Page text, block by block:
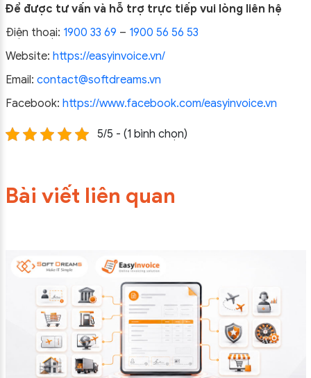
Để được tư vấn và hỗ trợ trực tiếp vui lòng liên hệ
Điện thoại: 1900 33 69 – 1900 56 56 53
Website: https://easyinvoice.vn/
Email: contact@softdreams.vn
Facebook: https://www.facebook.com/easyinvoice.vn
5/5 - (1 bình chọn)
Bài viết liên quan